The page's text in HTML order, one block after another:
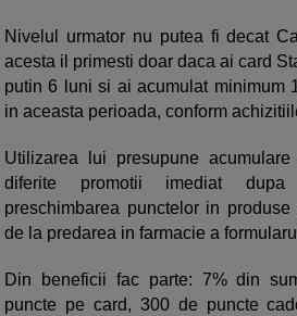
Nivelul urmator nu putea fi decat
acesta il primesti doar daca ai card
putin 6 luni si ai acumulat minimum
in aceasta perioada, conform
Utilizarea lui presupune
diferite promotii imediat
preschimbarea punctelor in
de la predarea in farmacie a
Din beneficii fac parte: 7% din
puncte pe card, 300 de puncte